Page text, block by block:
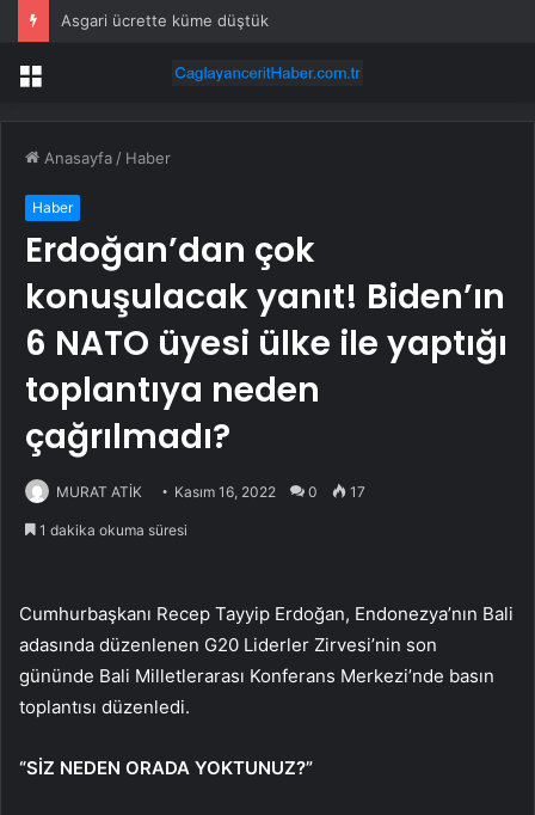
Asgari ücrette küme düştük
Menü
Anasayfa / Haber
Haber
Erdoğan’dan çok
konuşulacak yanıt! Biden’ın
6 NATO üyesi ülke ile yaptığı
toplantıya neden
çağrılmadı?
MURAT ATİK Kasım 16, 2022 0 17
1 dakika okuma süresi
Cumhurbaşkanı Recep Tayyip Erdoğan, Endonezya’nın Bali
adasında düzenlenen G20 Liderler Zirvesi’nin son
gününde Bali Milletlerarası Konferans Merkezi’nde basın
toplantısı düzenledi.
“SİZ NEDEN ORADA YOKTUNUZ?”